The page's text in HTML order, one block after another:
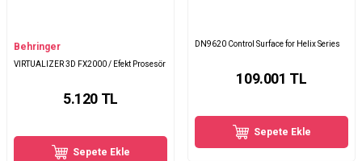
Behringer
VIRTUALIZER 3D FX2000 / Efekt Prosesör
5.120 TL
Sepete Ekle
DN9620 Control Surface for Helix Series
109.001 TL
Sepete Ekle